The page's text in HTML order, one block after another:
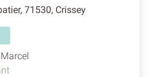
71530, Crissey